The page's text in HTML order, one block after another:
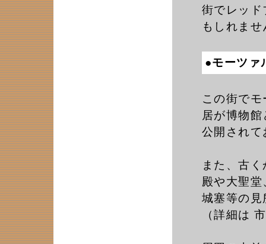
街でレッド
もしれませ
●モーツァ
この街で
居が博物館
公開されて
また、古
殿や大聖堂
城塞等の見
（詳細は